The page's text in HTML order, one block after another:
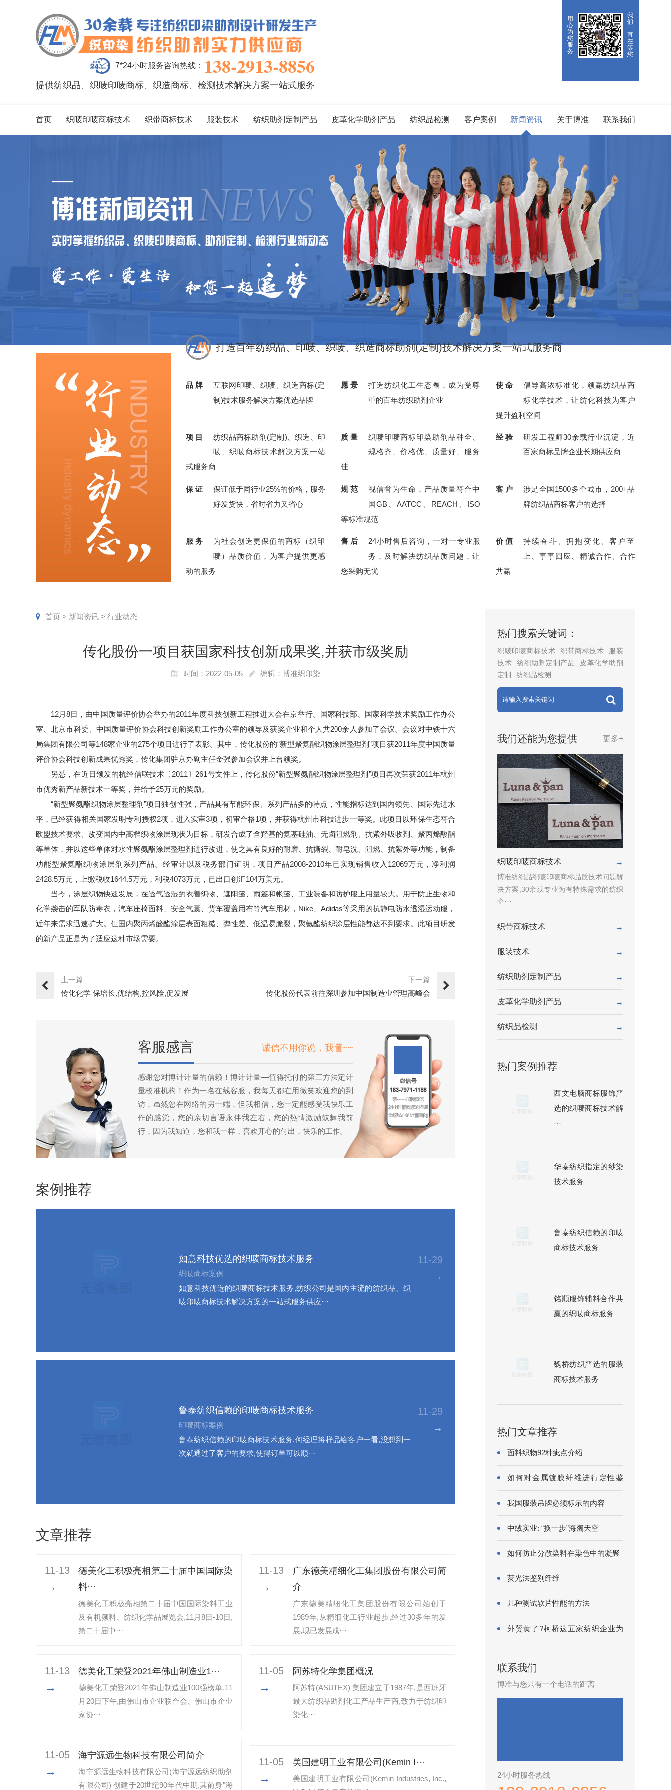
用
心
为
您
服
务
我
们
一
直
在
等
您
7*24小时服务咨询热线： 138-2913-8856
提供纺织品、织唛印唛商标、织造商标、检测技术解决方案一站式服务
首页 织唛印唛商标技术 织带商标技术 服装技术 纺织助剂定制产品 皮革化学助剂产品 纺织品检测 客户案例 新闻资讯 关于博准 联系我们
打造百年纺织品、印唛、织唛、织造商标助剂(定制)技术解决方案一站式服务商
品 牌
互联网印唛、织唛、织造商标(定
制)技术服务解决方案优选品牌
愿 景
打造纺织化工生态圈，成为受尊
重的百年纺织助剂企业
使 命
倡导高浓标准化，领赢纺织品商
标化学技术，让纺化科技为客户
提升盈利空间
项 目
纺织品商标助剂(定制)、织造、印
唛、织唛商标技术解决方案一站
式服务商
质 量
织唛印唛商标印染助剂品种全、
规格齐、价格优、质量好、服务
佳
经 验
研发工程师30余载行业沉淀，近
百家商标品牌企业长期供应商
保 证
保证低于同行业25%的价格，服务
好发货快，省时省力又省心
规 范
视信誉为生命，产品质量符合中
国GB、AATCC、REACH、ISO
等标准规范
客 户
涉足全国1500多个城市，200+品
牌纺织品商标客户的选择
服 务
为社会创造更保值的商标（织印
唛）品质价值，为客户提供更感
动的服务
售 后
24小时售后咨询，一对一专业服
务，及时解决纺织品质问题，让
您采购无忧
价 值
持续奋斗、拥抱变化、客户至
上、事事回应、精诚合作、合作
共赢
首页 > 新闻资讯 > 行业动态
传化股份一项目获国家科技创新成果奖,并获市级奖励
时间：2022-05-05 编辑：博准织印染
12月8日，由中国质量评价协会举办的2011年度科技创新工程推进大会在京举行。国家科技部、国家科学技术奖励工作办公
室、北京市科委、中国质量评价协会科技创新奖励工作办公室的领导及获奖企业和个人共200余人参加了会议。会议对中铁十六
局集团有限公司等148家企业的275个项目进行了表彰。其中，传化股份的“新型聚氨酯织物涂层整理剂”项目获2011年度中国质量
评价协会科技创新成果优秀奖，传化集团驻京办副主任金强参加会议并上台领奖。
另悉，在近日颁发的杭经信联技术〔2011〕261号文件上，传化股份“新型聚氨酯织物涂层整理剂”项目再次荣获2011年杭州
市优秀新产品新技术一等奖，并给予25万元的奖励。
“新型聚氨酯织物涂层整理剂”项目独创性强，产品具有节能环保、系列产品多的特点，性能指标达到国内领先、国际先进水
平，已经获得相关国家发明专利授权2项，进入实审3项，初审合格1项，并获得杭州市科技进步一等奖。此项目以环保生态符合
欧盟技术要求、改变国内中高档织物涂层现状为目标，研发合成了含羟基的氨基硅油、无卤阻燃剂、抗紫外吸收剂、聚丙烯酸酯
等单体，并以这些单体对水性聚氨酯涂层整理剂进行改进，使之具有良好的耐磨、抗撕裂、耐皂洗、阻燃、抗紫外等功能，制备
功能型聚氨酯织物涂层剂系列产品。经审计以及税务部门证明，项目产品2008-2010年已实现销售收入12069万元，净利润
2428.5万元，上缴税收1644.5万元，利税4073万元，已出口创汇104万美元。
当今，涂层织物快速发展，在透气透湿的衣着织物、遮阳篷、雨篷和帐篷、工业装备和防护服上用量较大。用于防止生物和
化学袭击的军队防毒衣，汽车座椅面料、安全气囊、货车覆盖用布等汽车用材，Nike、Adidas等采用的抗静电防水透湿运动服，
近年来需求迅速扩大。但国内聚丙烯酸酯涂层表面粗糙、弹性差、低温易脆裂，聚氨酯纺织涂层性能都达不到要求。此项目研发
的新产品正是为了适应这种市场需要。
上一篇
传化化学 保增长,优结构,控风险,促发展
下一篇
传化股份代表前往深圳参加中国制造业管理高峰会
客服感言 诚信不用你说，我懂~~
感谢您对博计计量的信赖！博计计量—值得托付的第三方法定计
量校准机构！作为一名在线客服，我每天都在用微笑欢迎您的到
访，虽然您在网络的另一端，但我相信，您一定能感受我快乐工
作的感觉，您的亲切言语永伴我左右，您的热情激励鼓舞我前
行，因为我知道，您和我一样，喜欢开心的付出，快乐的工作。
案例推荐
如意科技优选的织唛商标技术服务
织唛商标案例
如意科技优选的织唛商标技术服务,纺织公司是国内主流的纺织品、织
唛印唛商标技术解决方案的一站式服务供应···
11-29
→
鲁泰纺织信赖的印唛商标技术服务
印唛商标案例
鲁泰纺织信赖的印唛商标技术服务,何经理将样品给客户一看,没想到一
次就通过了客户的要求,使得订单可以顺···
11-29
→
文章推荐
11-13
→
德美化工积极亮相第二十届中国国际染
料···
德美化工积极亮相第二十届中国国际染料工业
及有机颜料、纺织化学品展览会,11月8日-10日,
第二十届中···
11-13
→
广东德美精细化工集团股份有限公司简
介
广东德美精细化工集团股份有限公司始创于
1989年,从精细化工行业起步,经过30多年的发
展,现已发展成···
11-13
→
​德美化工荣登2021年佛山制造业1···
​德美化工荣登2021年佛山制造业100强榜单,11
月20日下午,由佛山市企业联合会、佛山市企业
家协···
11-05
→
阿苏特化学集团概况
阿苏特(ASUTEX) 集团建立于1987年,是西班牙
最大纺织品助剂化工产品生产商,致力于纺织印
染化···
11-05
→
海宁源远生物科技有限公司简介
海宁源远生物科技有限公司(海宁源远纺织助剂
有限公司) 创建于20世纪90年代中期,其前身"海
11-05
→
美国建明工业有限公司(Kemin I···
美国建明工业有限公司(Kemin Industries, Inc.,
热门搜索关键词：
织唛印唛商标技术 织带商标技术
服装
技术
纺织助剂定制产品
皮革化学助剂
定制
纺织品检测
我们还能为您提供 更多+
织唛印唛商标技术 →
博准纺织品织唛印唛商标品质技术问题解
决方案,30余载专业为有特殊需求的纺织
企···
织带商标技术 →
服装技术 →
纺织助剂定制产品 →
皮革化学助剂产品 →
纺织品检测 →
热门案例推荐
西文电脑商标服饰严
选的织唛商标技术解
···
华泰纺织指定的纱染
技术服务
鲁泰纺织信赖的印唛
商标技术服务
铭顺服饰辅料合作共
赢的织唛商标服务
魏桥纺织严选的服装
商标技术服务
热门文章推荐
面料织物92种疵点介绍
如何对金属镀膜纤维进行定性鉴
别?
我国服装吊牌必须标示的内容
中绒实业: “换一步”海阔天空
如何防止分散染料在染色中的凝聚
荧光法鉴别纤维
几种测试软片性能的方法
外贸黄了?柯桥这五家纺织企业为
何底气···
联系我们
博准与您只有一个电话的距离
24小时服务热线